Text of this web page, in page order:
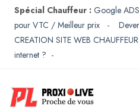
Spécial Chauffeur : Google ADS
pour VTC / Meilleur prix
-
CREATION SITE WEB CHAUFFEUR
internet ? -